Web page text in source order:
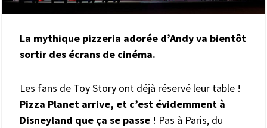
La mythique pizzeria adorée d’Andy va bientôt
sortir des écrans de cinéma.
Les fans de Toy Story ont déjà réservé leur table !
Pizza Planet arrive, et c’est évidemment à
Disneyland que ça se passe ! Pas à Paris, du